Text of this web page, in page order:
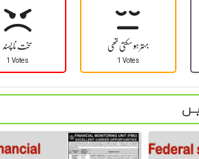
سخت نا پسند
1 Votes
بہتر ہو سکتی تھی
1 Votes